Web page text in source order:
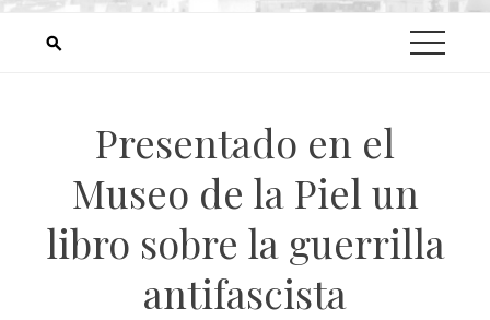
Presentado en el
Museo de la Piel un
libro sobre la guerrilla
antifascista